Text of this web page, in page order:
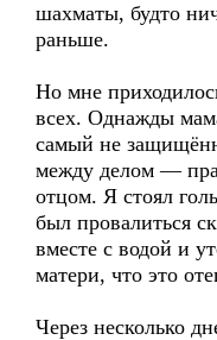
шахматы, будто
раньше.
Но мне
всех. Однажды
самый не
между делом —
отцом. Я стоял
был провалиться
вместе с водой и
матери, что это
Через несколько